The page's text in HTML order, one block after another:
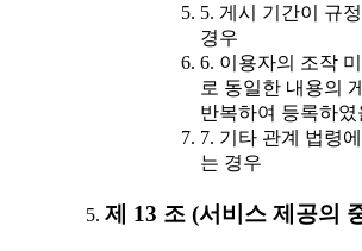
5. 게시 기간이 규
경우
6. 이용자의 조작
로 동일한 내용의
반복하여 등록하였
7. 기타 관계 법령
는 경우
제 13 조 (서비스 제공의